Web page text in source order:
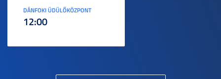
DÁNFOKI ÜDÜLŐKÖZPONT
12:00